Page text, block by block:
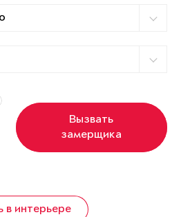
Вызвать
замерщика
в интерьере